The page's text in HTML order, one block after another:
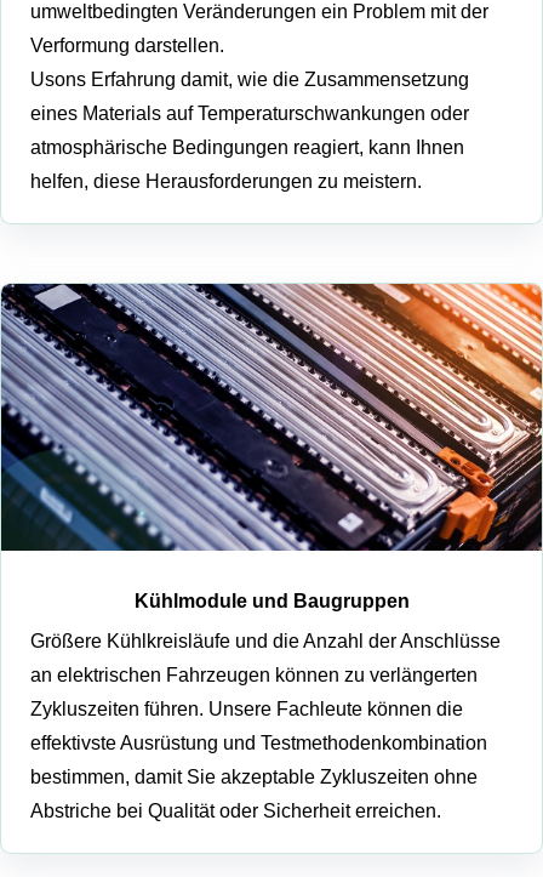
umweltbedingten Veränderungen ein Problem mit der
Verformung darstellen.
Usons Erfahrung damit, wie die Zusammensetzung
eines Materials auf Temperaturschwankungen oder
atmosphärische Bedingungen reagiert, kann Ihnen
helfen, diese Herausforderungen zu meistern.
Kühlmodule und Baugruppen
Größere Kühlkreisläufe und die Anzahl der Anschlüsse
an elektrischen Fahrzeugen können zu verlängerten
Zykluszeiten führen. Unsere Fachleute können die
effektivste Ausrüstung und Testmethodenkombination
bestimmen, damit Sie akzeptable Zykluszeiten ohne
Abstriche bei Qualität oder Sicherheit erreichen.